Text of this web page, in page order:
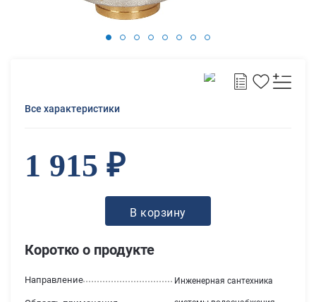
Коротко о продукте
Направление Инженерная сантехника
Все характеристики
1 915 ₽
В корзину